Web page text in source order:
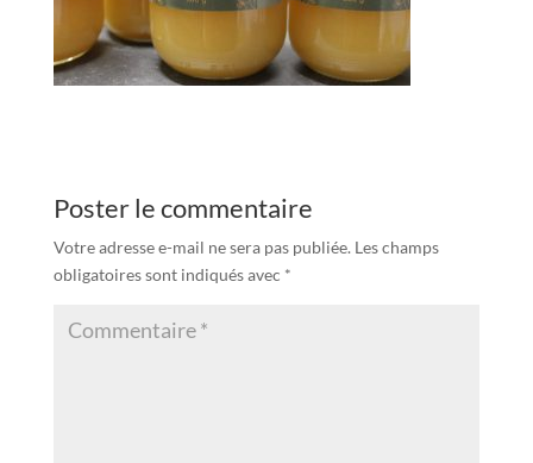
Poster le commentaire
Votre adresse e-mail ne sera pas publiée. Les champs
obligatoires sont indiqués avec *